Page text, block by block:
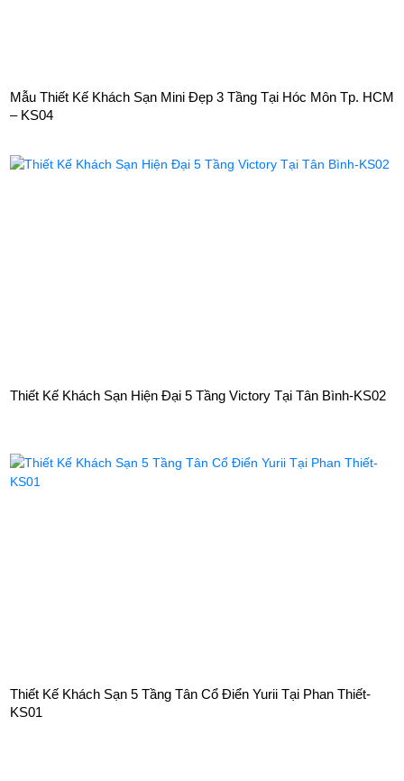
Mẫu Thiết Kế Khách Sạn Mini Đẹp 3 Tầng Tại Hóc Môn Tp. HCM
– KS04
Thiết Kế Khách Sạn Hiện Đại 5 Tầng Victory Tại Tân Bình-KS02
Thiết Kế Khách Sạn 5 Tầng Tân Cổ Điển Yurii Tại Phan Thiết-
KS01